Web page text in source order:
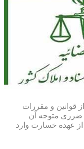
قوانین و مقررات
ضرری متوجه آن
از عهده خسارت وارد